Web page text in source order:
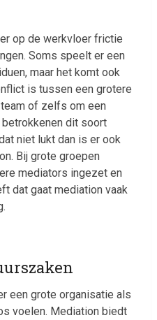
op de werkvloer frictie
Soms speelt er een
maar het komt ook
is tussen een grotere
of zelfs om een
dit soort
niet lukt dan is er ook
Bij grote groepen
mediators ingezet en
dat gaat mediation vaak
een grote organisatie als
voelen. Mediation biedt